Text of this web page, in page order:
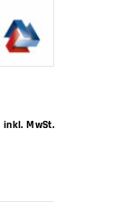
inkl. MwSt.